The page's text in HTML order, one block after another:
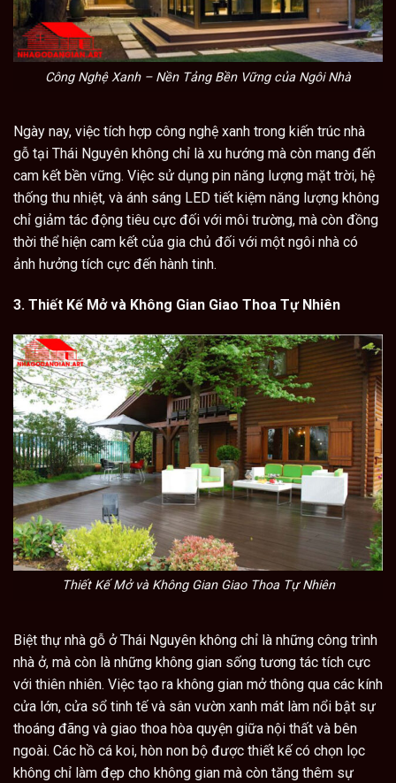
Công Nghệ Xanh – Nền Tảng Bền Vững của Ngôi Nhà
Ngày nay, việc tích hợp công nghệ xanh trong kiến trúc nhà
gỗ tại Thái Nguyên không chỉ là xu hướng mà còn mang đến
cam kết bền vững. Việc sử dụng pin năng lượng mặt trời, hệ
thống thu nhiệt, và ánh sáng LED tiết kiệm năng lượng không
chỉ giảm tác động tiêu cực đối với môi trường, mà còn đồng
thời thể hiện cam kết của gia chủ đối với một ngôi nhà có
ảnh hưởng tích cực đến hành tinh.
3. Thiết Kế Mở và Không Gian Giao Thoa Tự Nhiên
Thiết Kế Mở và Không Gian Giao Thoa Tự Nhiên
Biệt thự nhà gỗ ở Thái Nguyên không chỉ là những công trình
nhà ở, mà còn là những không gian sống tương tác tích cực
với thiên nhiên. Việc tạo ra không gian mở thông qua các kính
cửa lớn, cửa sổ tinh tế và sân vườn xanh mát làm nổi bật sự
thoáng đãng và giao thoa hòa quyện giữa nội thất và bên
ngoài. Các hồ cá koi, hòn non bộ được thiết kế có chọn lọc
không chỉ làm đẹp cho không gian mà còn tăng thêm sự